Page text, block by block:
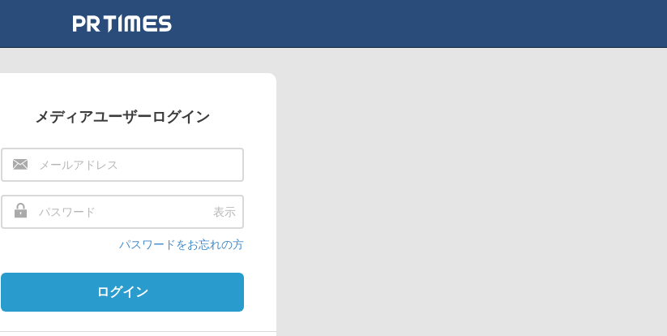
メディアユーザーログイン
表示
パスワードをお忘れの方
ログイン